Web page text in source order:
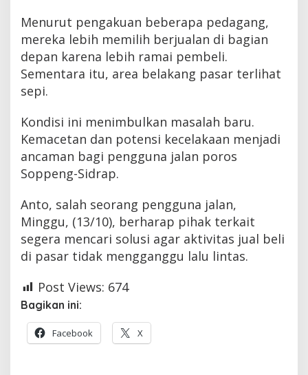
Menurut pengakuan beberapa pedagang,
mereka lebih memilih berjualan di bagian
depan karena lebih ramai pembeli.
Sementara itu, area belakang pasar terlihat
sepi.
Kondisi ini menimbulkan masalah baru.
Kemacetan dan potensi kecelakaan menjadi
ancaman bagi pengguna jalan poros
Soppeng-Sidrap.
Anto, salah seorang pengguna jalan,
Minggu, (13/10), berharap pihak terkait
segera mencari solusi agar aktivitas jual beli
di pasar tidak mengganggu lalu lintas.
Post Views: 674
Bagikan ini:
Facebook X